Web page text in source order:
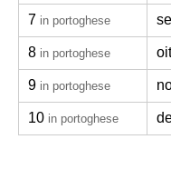
7 in portoghese
8 in portoghese
9 in portoghese
10 in portoghese